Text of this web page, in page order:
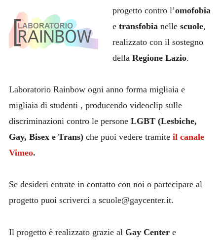
SOSTIENICI
progetto contro l’omofobia
e transfobia nelle scuole,
realizzato con il sostegno
della Regione Lazio.
Laboratorio Rainbow ogni anno forma migliaia e
migliaia di studenti , producendo videoclip sulle
discriminazioni contro le persone LGBT (Lesbiche,
Gay, Bisex e Trans)che puoi vedere tramite il canale
Vimeo.
Se desideri entrate in contatto con noi o partecipare al
progetto puoi scriverci a scuole@gaycenter.it.
Il progetto è realizzato grazie al Gay Centere